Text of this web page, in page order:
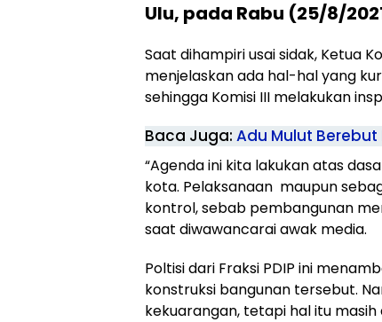
Ulu, pada Rabu (25/8/
Saat dihampiri usai sidak, Ketua
menjelaskan ada hal-hal yang
sehingga Komisi III melakukan
Baca Juga: Adu Mulut
“Agenda ini kita lakukan atas
kota. Pelaksanaan maupun
kontrol, sebab pembangunan
saat diwawancarai awak media.
Poltisi dari Fraksi PDIP ini
konstruksi bangunan tersebut.
kekuarangan, tetapi hal itu